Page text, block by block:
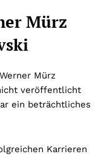
Mürz
Mürz
veröffentlicht
ein beträchtliches
Karrieren